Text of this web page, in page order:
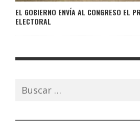
EL GOBIERNO ENVÍA AL CONGRESO EL
ELECTORAL
Buscar: